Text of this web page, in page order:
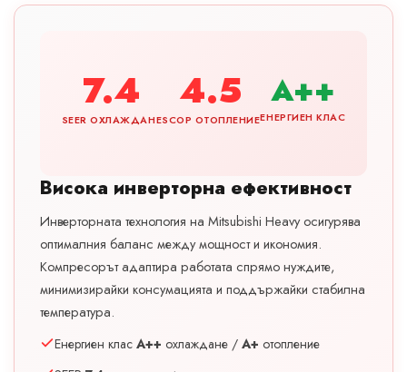
7.4
SEER ОХЛАЖДАНЕ
4.5
SCOP ОТОПЛЕНИЕ
A++
ЕНЕРГИЕН КЛАС
Висока инверторна ефективност
Инверторната технология на Mitsubishi Heavy осигурява
оптималния баланс между мощност и икономия.
Компресорът адаптира работата спрямо нуждите,
минимизирайки консумацията и поддържайки стабилна
температура.
Енергиен клас A++ охлаждане / A+ отопление